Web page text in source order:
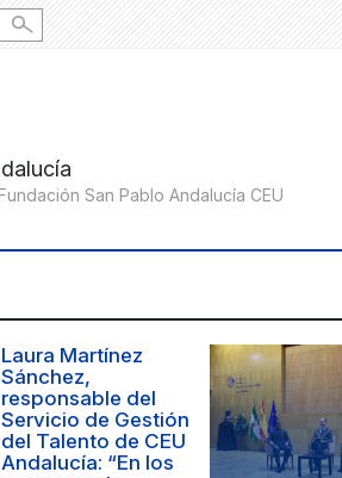
Laura Martínez
Sánchez,
responsable del
Servicio de Gestión
del Talento de CEU
Andalucía: “En los